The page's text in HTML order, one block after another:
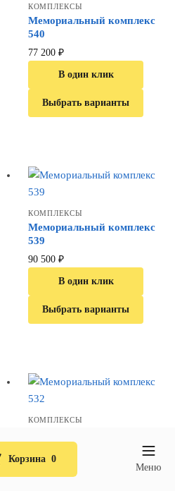
0
Меню
КОМПЛЕКСЫ
Мемориальный комплекс
540
77 200 ₽
В один клик
Выбрать варианты
КОМПЛЕКСЫ
Мемориальный комплекс
539
90 500 ₽
В один клик
Выбрать варианты
КОМПЛЕКСЫ